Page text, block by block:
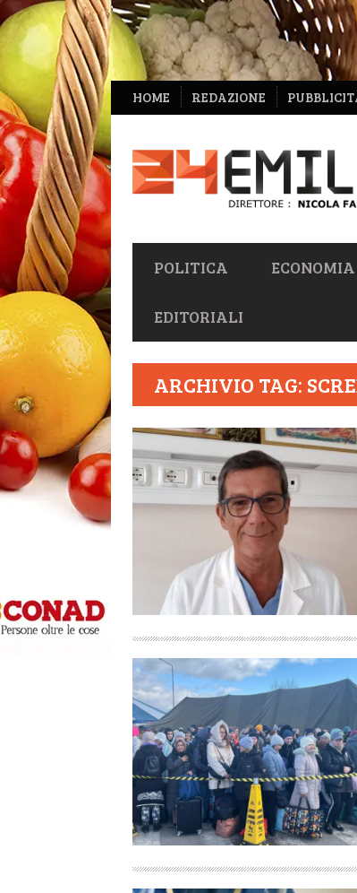
NAVIGAZIONE
SECONDARIA
HOME REDAZIONE
NAVIGAZIONE
PRIMARIA
POLITICA ECONOMIA
EDITORIALI
ARCHIVIO TAG: